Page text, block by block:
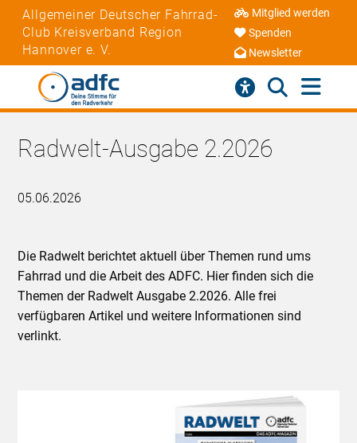
Allgemeiner Deutscher Fahrrad-
Club Kreisverband Region
Hannover e. V.
Mitglied werden
Spenden
Newsletter
Radwelt-Ausgabe 2.2026
05.06.2026
Die Radwelt berichtet aktuell über Themen rund ums
Fahrrad und die Arbeit des ADFC. Hier finden sich die
Themen der Radwelt Ausgabe 2.2026. Alle frei
verfügbaren Artikel und weitere Informationen sind
verlinkt.